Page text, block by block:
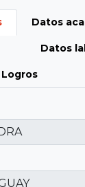
Datos
Datos
Logros